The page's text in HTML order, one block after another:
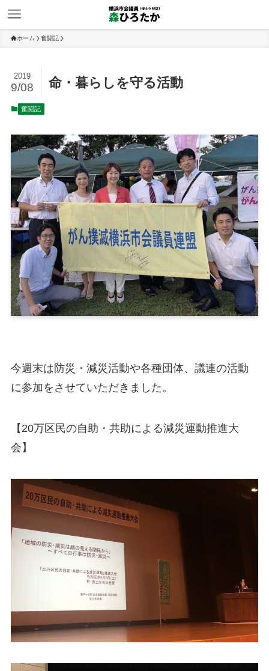
ホーム 奮闘記
命・暮らしを守る活動
2019
9/08
奮闘記
今週末は防災・減災活動や各種団体、議連の活動
に参加をさせていただきました。
【20万区民の自助・共助による減災運動推進大
会】